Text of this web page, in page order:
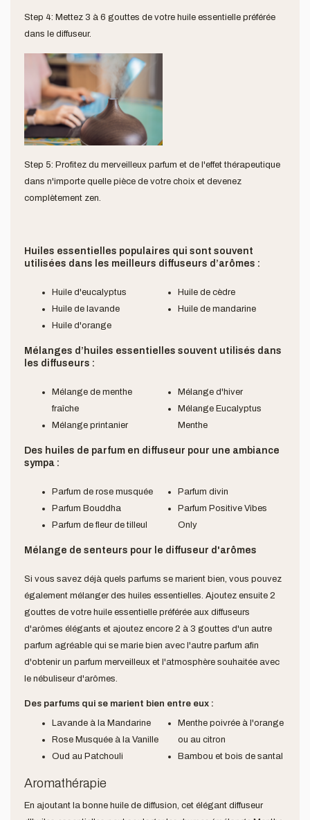
Step 4: Mettez 3 à 6 gouttes de votre huile essentielle préférée
dans le diffuseur.
Step 5: Profitez du merveilleux parfum et de l'effet thérapeutique
dans n'importe quelle pièce de votre choix et devenez
complètement zen.
Huiles essentielles populaires qui sont souvent
utilisées dans les meilleurs diffuseurs d’arômes :
Huile d'eucalyptus
Huile de lavande
Huile d'orange
Huile de cèdre
Huile de mandarine
Mélanges d’huiles essentielles souvent utilisés dans
les diffuseurs :
Mélange de menthe
fraîche
Mélange printanier
Mélange d'hiver
Mélange Eucalyptus
Menthe
Des huiles de parfum en diffuseur pour une ambiance
sympa :
Parfum de rose musquée
Parfum Bouddha
Parfum de fleur de tilleul
Parfum divin
Parfum Positive Vibes
Only
Mélange de senteurs pour le diffuseur d'arômes
Si vous savez déjà quels parfums se marient bien, vous pouvez
également mélanger des huiles essentielles. Ajoutez ensuite 2
gouttes de votre huile essentielle préférée aux diffuseurs
d'arômes élégants et ajoutez encore 2 à 3 gouttes d'un autre
parfum agréable qui se marie bien avec l'autre parfum afin
d'obtenir un parfum merveilleux et l'atmosphère souhaitée avec
le nébuliseur d'arômes.
Des parfums qui se marient bien entre eux :
Lavande à la Mandarine
Rose Musquée à la Vanille
Oud au Patchouli
Menthe poivrée à l'orange
ou au citron
Bambou et bois de santal
Aromathérapie
En ajoutant la bonne huile de diffusion, cet élégant diffuseur